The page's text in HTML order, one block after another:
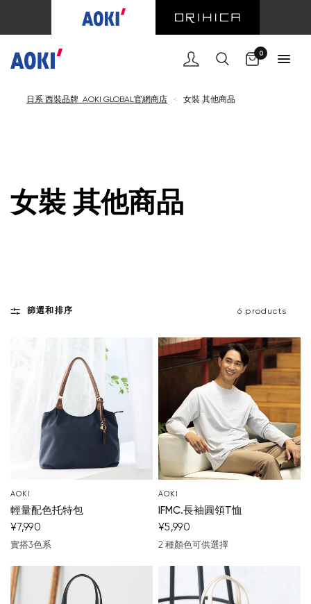
0
日系 西裝品牌 AOKI GLOBAL官網商店 < 女裝 其他商品
女裝 其他商品
篩選和排序 6 products
AOKI
輕量配色托特包
¥7,990
深藍 米色淺灰色
實搭3色系
AOKI
IFMC.長袖圓領T恤
¥5,990
淺灰色
黑
2 種顏色可供選擇
購物車